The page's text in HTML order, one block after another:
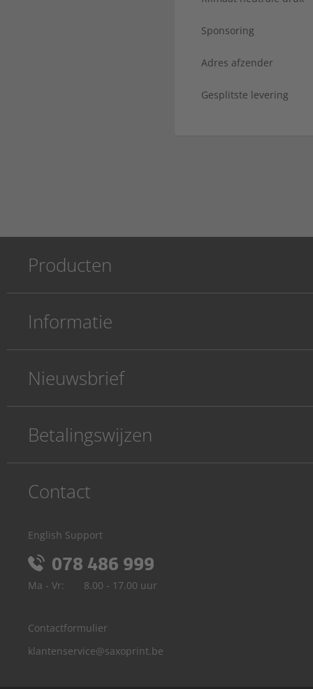
Sponsoring
Adres afzender
Gesplitste levering
Producten
Informatie
Nieuwsbrief
Betalingswijzen
Contact
English Support
078 486 999
Ma - Vr: 8.00 - 17.00 uur
Contactformulier
klantenservice@saxoprint.be